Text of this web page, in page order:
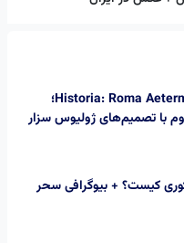
معرفی بازی Historia: Roma Aeterna؛
با تصمیم‌های ژولیوس سزار
کیست؟ + بیوگرافی سحر